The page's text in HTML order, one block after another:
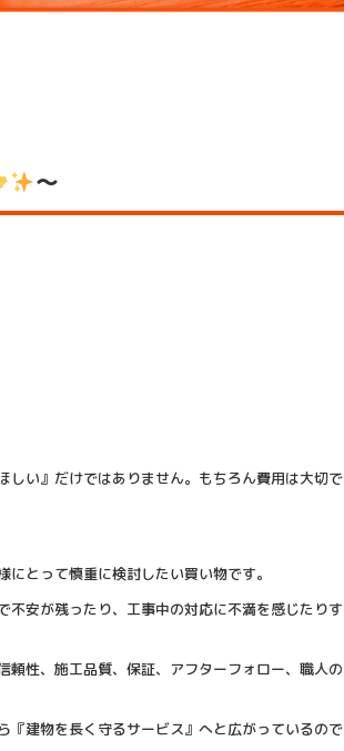
～
しい』だけではありません。もちろん費用は大切で
とって慎重に検討したい買い物です。
不安が残ったり、工事中の対応に不満を感じたりす
性、施工品質、保証、アフターフォロー、職人の
『建物を長く守るサービス』へと広がっているので